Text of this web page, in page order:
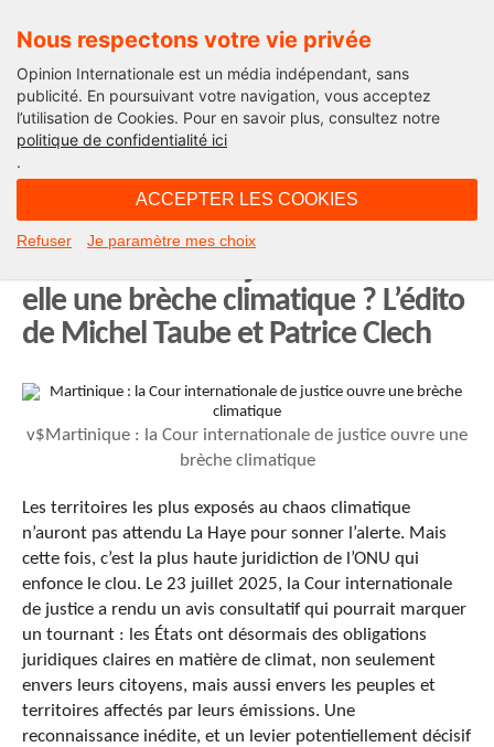
Nous respectons votre vie privée
Opinion Internationale est un média indépendant, sans
publicité. En poursuivant votre navigation, vous acceptez
l’utilisation de Cookies. Pour en savoir plus, consultez notre
politique de confidentialité ici
.
ACCEPTER LES COOKIES
Refuser Je paramètre mes choix
Opinion Outre-Mer
Dans les Outre-mer, la Cour
elle une brèche climatique ? L’édito
de Michel Taube et Patrice Clech
v$Martinique : la Cour internationale de justice ouvre une
brèche climatique
Les territoires les plus exposés au chaos climatique
n’auront pas attendu La Haye pour sonner l’alerte. Mais
cette fois, c’est la plus haute juridiction de l’ONU qui
enfonce le clou. Le 23 juillet 2025, la Cour internationale
de justice a rendu un avis consultatif qui pourrait marquer
un tournant : les États ont désormais des obligations
juridiques claires en matière de climat, non seulement
envers leurs citoyens, mais aussi envers les peuples et
territoires affectés par leurs émissions. Une
reconnaissance inédite, et un levier potentiellement décisif